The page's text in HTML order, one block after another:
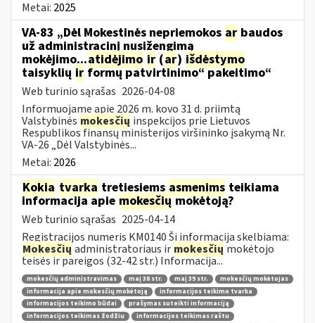
Metai: 2025
VA-83 „Dėl Mokestinės nepriemokos ar baudos
už administracinį nusižengimą
mokėjimo...atidėjimo ir (ar) išdėstymo
taisyklių ir formų patvirtinimo“ pakeitimo“
Web turinio sąrašas 2026-04-08
Informuojame apie 2026 m. kovo 31 d. priimtą
Valstybinės mokesčių inspekcijos prie Lietuvos
Respublikos finansų ministerijos viršininko įsakymą Nr.
VA-26 „Dėl Valstybinės...
Metai: 2026
Kokia tvarka tretiesiems asmenims teikiama
informacija apie mokesčiųmokėtoją?
Web turinio sąrašas 2025-04-14
Registracijos numeris KM0140 Ši informacija skelbiama:
Mokesčių administratoriaus ir mokesčių mokėtojo
teisės ir pareigos (32-42 str.) Informacija...
mokesčių administravimas maį 38 str. maį 39 str.
mokesčių mokėtojas
informacija apie mokesčių mokėtoją
informacijos teikimo tvarka
informacijos teikimo būdai
prašymas suteikti informaciją
informacijos teikimas žodžiu
informacijos teikimas raštu